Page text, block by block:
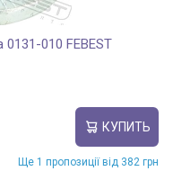
010 FEBEST
КУПИТЬ
Ще 1 пропозиції від 382 грн